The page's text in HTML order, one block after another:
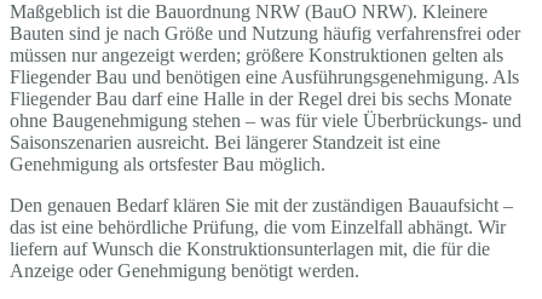
Maßgeblich ist die Bauordnung NRW (BauO NRW). Kleinere
Bauten sind je nach Größe und Nutzung häufig verfahrensfrei oder
müssen nur angezeigt werden; größere Konstruktionen gelten als
Fliegender Bau und benötigen eine Ausführungsgenehmigung. Als
Fliegender Bau darf eine Halle in der Regel drei bis sechs Monate
ohne Baugenehmigung stehen – was für viele Überbrückungs- und
Saisonszenarien ausreicht. Bei längerer Standzeit ist eine
Genehmigung als ortsfester Bau möglich.
Den genauen Bedarf klären Sie mit der zuständigen Bauaufsicht –
das ist eine behördliche Prüfung, die vom Einzelfall abhängt. Wir
liefern auf Wunsch die Konstruktionsunterlagen mit, die für die
Anzeige oder Genehmigung benötigt werden.